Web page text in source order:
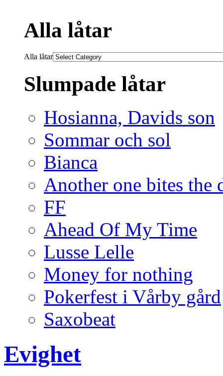
Alla låtar
Alla låtar
Slumpade låtar
Hosianna, Davids son
Sommar och sol
Bianca
Another one bites the
FF
Ahead Of My Time
Lusse Lelle
Money for nothing
Pokerfest i Vårby gård
Saxobeat
Evighet